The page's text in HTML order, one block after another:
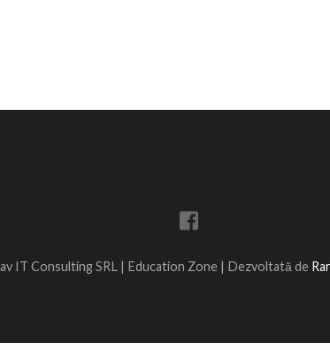
IT Consulting SRL | Education Zone | Dezvoltată de